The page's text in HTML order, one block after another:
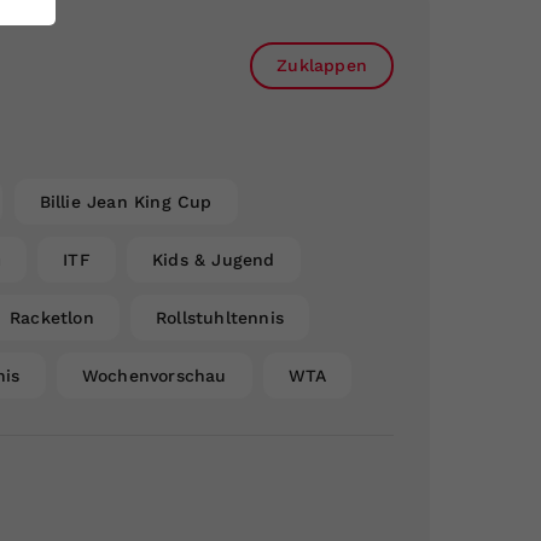
Zuklappen
Billie Jean King Cup
ITF Kids & Jugend
Racketlon Rollstuhltennis
Wochenvorschau WTA